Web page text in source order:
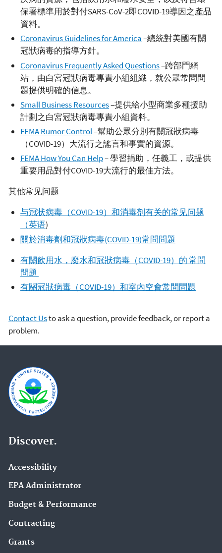
保署標準用於對付SARS-CoV-2即COVID-19導因之產品
資料。
Coronavirus Guidelines for America–總統對美國有關
冠狀病毒的指導方針。
Coronavirus Frequently Asked Questions–跨部門網
站，由白宮冠狀病毒專責小組組織，就公眾常問問
題提供明確的信息。
Small Business Resources–提供給小型商業多種援助
計劃之白宮冠狀病毒專責小組資料。
FEMA Rumor Control–幫助公眾分別有關冠狀病毒
（COVID-19）大流行之謠言和事實的資源。
FEMA How You Can Help– 學習捐助，任義工，或提供
重要用品對付COVID-19大流行的最佳方法。
其他常见问题
与冠状病毒（COVID-19）和消毒剂有关的常见问题
（英语)
關於消毒劑和冠狀病毒(COVID-19)常問問題
有關飲用水，廢水和冠狀病毒（COVID-19）的 常問
問題
有關冠狀病毒（COVID-19）和室內空會常問問題
Contact Usto ask a question, provide feedback, or report a
problem.
Discover.
Accessibility
EPA Administrator
Budget & Performance
Contracting
Grants